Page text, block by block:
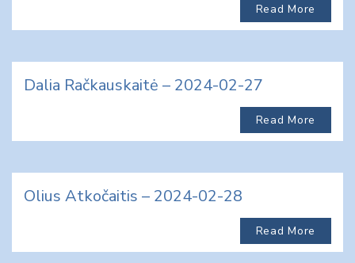
Read More
Dalia Račkauskaitė – 2024-02-27
Read More
Olius Atkočaitis – 2024-02-28
Read More